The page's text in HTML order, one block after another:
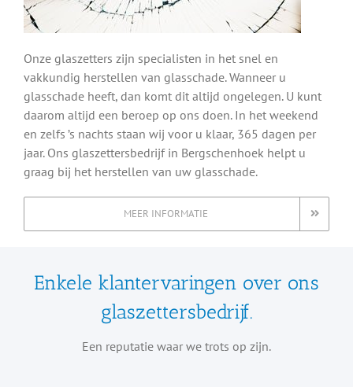
Onze glaszetters zijn specialisten in het snel en
vakkundig herstellen van glasschade. Wanneer u
glasschade heeft, dan komt dit altijd ongelegen. U kunt
daarom altijd een beroep op ons doen. In het weekend
en zelfs ’s nachts staan wij voor u klaar, 365 dagen per
jaar. Ons glaszettersbedrijf in Bergschenhoek helpt u
graag bij het herstellen van uw glasschade.
MEER INFORMATIE
Enkele klantervaringen over ons
glaszettersbedrijf.
Een reputatie waar we trots op zijn.